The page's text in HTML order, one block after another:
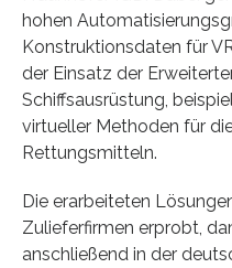
hohen
Konstruktionsdaten für
der Einsatz der
Schiffsausrüstung,
virtueller Methoden für
Rettungsmitteln.
Die erarbeiteten
Zulieferfirmen erprobt,
anschließend in der